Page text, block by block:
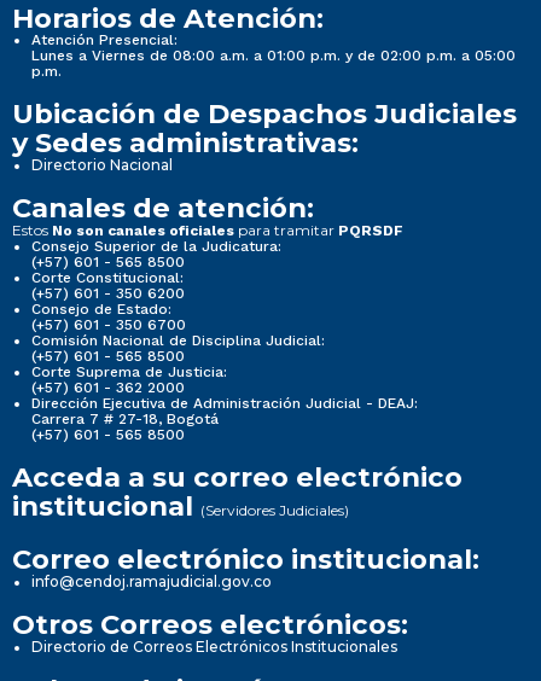
Horarios de Atención:
Atención Presencial:
Lunes a Viernes de 08:00 a.m. a 01:00 p.m. y de 02:00 p.m. a 05:00
p.m.
Ubicación de Despachos Judiciales
y Sedes administrativas:
Directorio Nacional
Canales de atención:
Estos No son canales oficiales para tramitar PQRSDF
Consejo Superior de la Judicatura:
(+57) 601 - 565 8500
Corte Constitucional:
(+57) 601 - 350 6200
Consejo de Estado:
(+57) 601 - 350 6700
Comisión Nacional de Disciplina Judicial:
(+57) 601 - 565 8500
Corte Suprema de Justicia:
(+57) 601 - 362 2000
Dirección Ejecutiva de Administración Judicial - DEAJ:
Carrera 7 # 27-18, Bogotá
(+57) 601 - 565 8500
Acceda a su correo electrónico
institucional (Servidores Judiciales)
Correo electrónico institucional:
info@cendoj.ramajudicial.gov.co
Otros Correos electrónicos:
Directorio de Correos Electrónicos Institucionales